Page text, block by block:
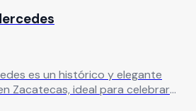
es un histórico y elegante
Zacatecas, ideal para celebrar